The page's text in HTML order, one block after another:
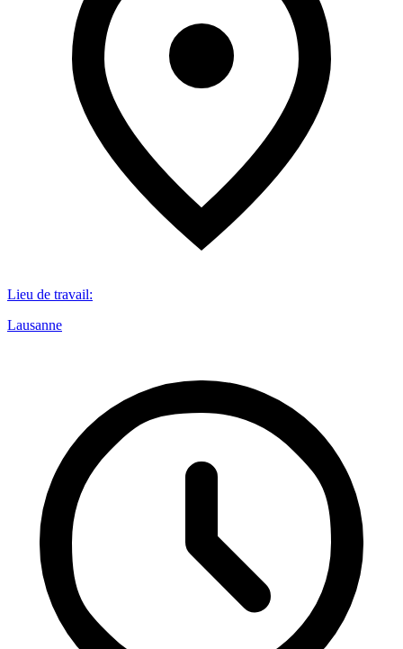
Lieu de travail:
Lausanne